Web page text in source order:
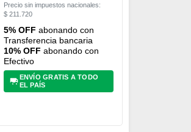
Precio sin impuestos nacionales:
$211.720
5% OFF abonando con
Transferencia bancaria
10% OFF abonando con
Efectivo
ENVÍO GRATIS A TODO
EL PAÍS